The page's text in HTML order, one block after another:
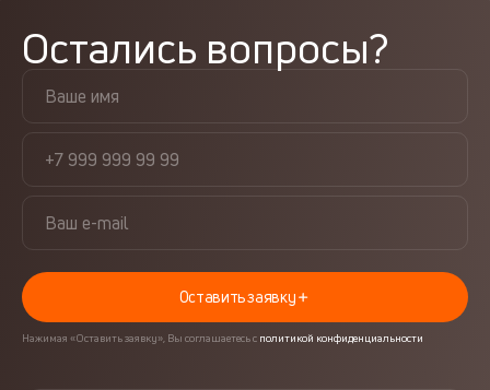
Остались вопросы?
Оставить заявку
Нажимая «Оставить заявку», Вы соглашаетесь с политикой конфиденциальности